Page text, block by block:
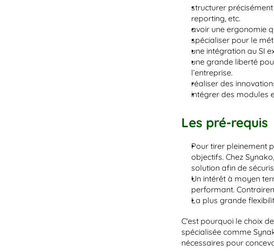
structurer
reporting, etc.
avoir une ergonomie
spécialiser pour le
une intégration au SI
une grande liberté
l’entreprise.
réaliser des
intégrer des modules
Les pré-requis
Pour tirer pleinement
objectifs. Chez
solution afin de
Un intérêt à moyen
performant.
La plus grande
C'est pourquoi le choix
spécialisée comme
nécessaires pour